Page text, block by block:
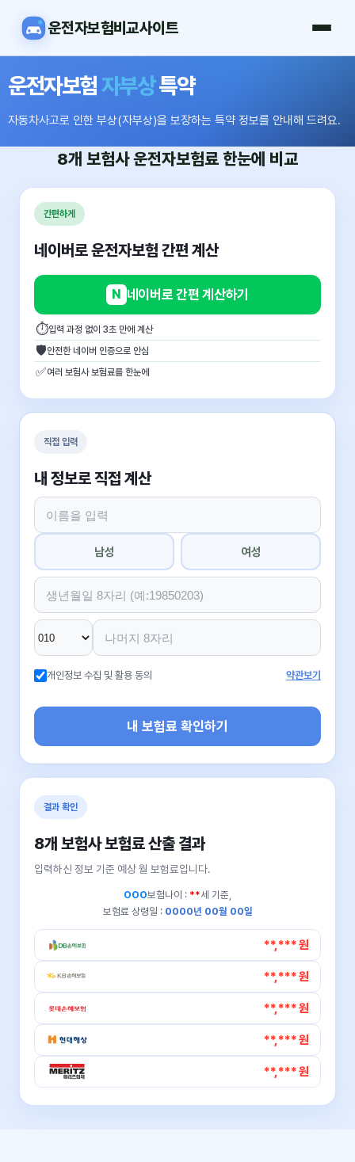
운전자보험비교사이트
운전자보험자부상특약
자동차사고로 인한 부상(자부상)을 보장하는 특약 정보를 안내해 드려요.
8개 보험사운전자보험료 한눈에 비교
간편하게
네이버로 운전자보험 간편 계산
N 네이버로 간편 계산하기
⏱입력 과정 없이 3초 만에 계산
🛡안전한 네이버 인증으로 안심
✅여러 보험사 보험료를 한눈에
직접 입력
내 정보로 직접 계산
남성 여성
개인정보 수집 및 활용 동의 약관보기
내 보험료 확인하기
결과 확인
8개 보험사 보험료 산출 결과
입력하신 정보 기준 예상 월 보험료입니다.
OOO보험나이 : **세 기준,
보험료 상령일 : 0000년 00월 00일
**,*** 원
**,*** 원
**,*** 원
**,*** 원
**,*** 원